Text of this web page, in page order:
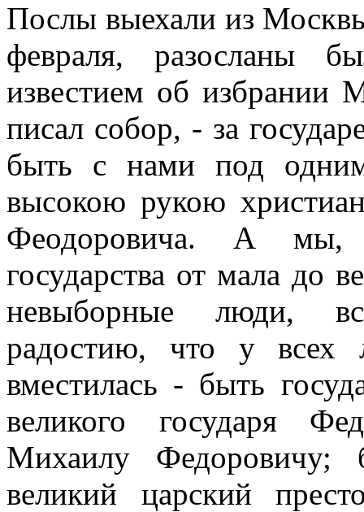
Послы выехали из
февраля, разосланы
известием об избрании
писал собор, - за
быть с нами под
высокою рукою
Феодоровича. А мы,
государства от мала до
невыборные люди,
радостию, что у всех
вместилась - быть
великого государя
Михаилу Федоровичу;
великий царский